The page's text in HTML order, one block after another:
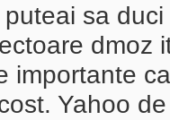
sa
dmoz
importante
Yahoo